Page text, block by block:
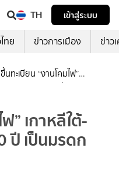
TH
เข้าสู่ระบบ
ทย ข่าวการเมือง ข่าว
ขึ้นทะเบียน “งานโคมไฟ”
ดกมนุษยชาติ (คลิป)
” เกาหลีใต้-
ปี เป็นมรดก